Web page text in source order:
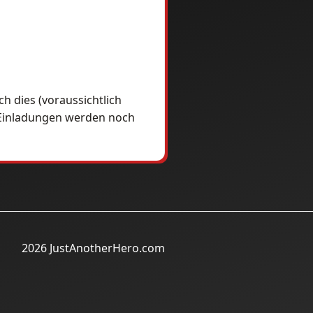
dies (voraussichtlich
werden noch
2026 JustAnotherHero.com